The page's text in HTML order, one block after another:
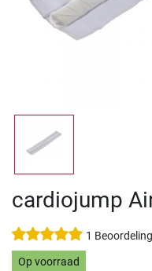
cardiojump
1 Beoordeling
Op voorraad